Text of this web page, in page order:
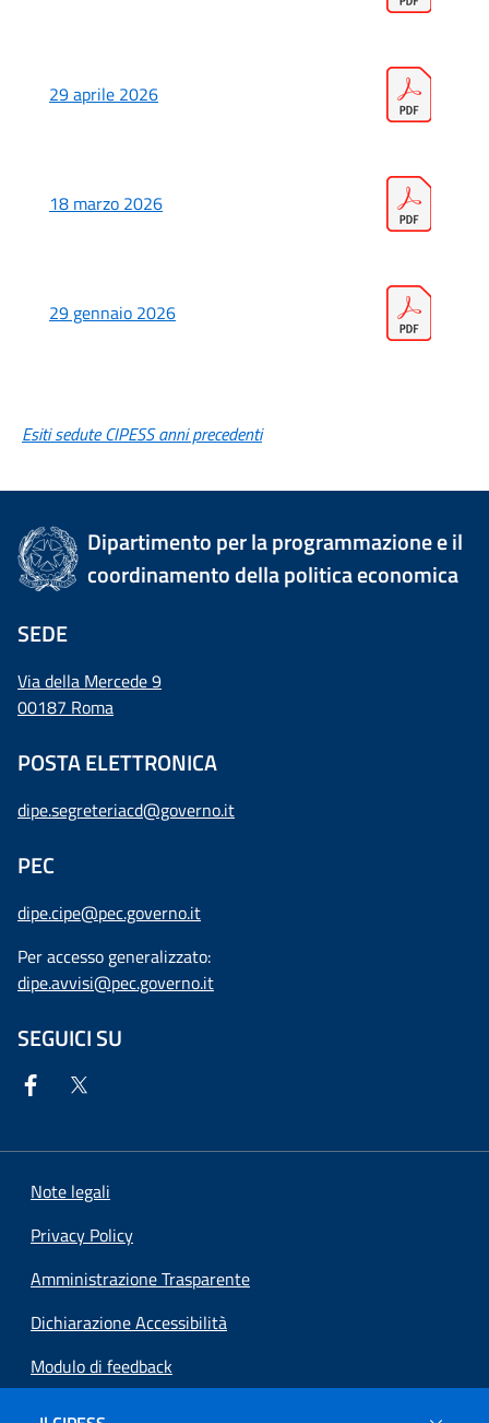
29 aprile 2026
18 marzo 2026
29 gennaio 2026
Esiti sedute CIPESS anni precedenti
Dipartimento per la programmazione e il
coordinamento della politica economica
SEDE
Via della Mercede 9
00187 Roma
POSTA ELETTRONICA
dipe.segreteriacd@governo.it
PEC
dipe.cipe@pec.governo.it
Per accesso generalizzato:
dipe.avvisi@pec.governo.it
SEGUICI SU
Note legali
Privacy Policy
Amministrazione Trasparente
Dichiarazione Accessibilità
Modulo di feedback
Preferenze cookie